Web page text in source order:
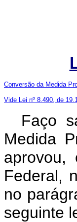
Conversão da Medida
Vide Lei nº 8.490, de
Faço
Medida
aprovou,
Federal,
no
seguinte